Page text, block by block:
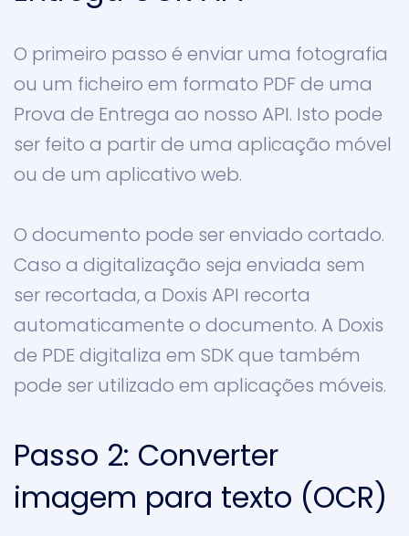
O primeiro passo é enviar uma fotografia
ou um ficheiro em formato PDF de uma
Prova de Entrega ao nosso API. Isto pode
ser feito a partir de uma aplicação móvel
ou de um aplicativo web.
O documento pode ser enviado cortado.
Caso a digitalização seja enviada sem
ser recortada, a Doxis API recorta
automaticamente o documento. A Doxis
de PDE digitaliza em SDK que também
pode ser utilizado em aplicações móveis.
Passo 2: Converter
imagem para texto (OCR)